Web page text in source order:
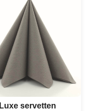
Luxe servetten